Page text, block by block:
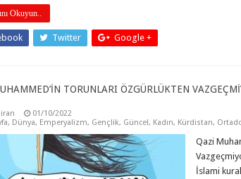
Okuyun..
Twitter Google +
TORUNLARI ÖZGÜRLÜKTEN
01/10/2022
, Dünya, Emperyalizm, Gençlik, Güncel, Kadın, Kürdistan,
Qazi
İslami